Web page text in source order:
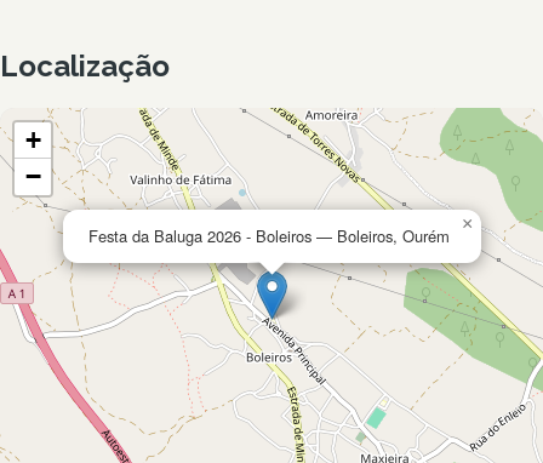
Localização
Festa da Baluga 2026 - Boleiros — Boleiros, Ourém
×
+
−